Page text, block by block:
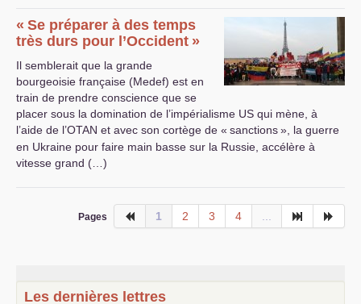
« Se préparer à des temps
très durs pour l’Occident »
Il semblerait que la grande
bourgeoisie française (Medef) est en
train de prendre conscience que se
placer sous la domination de l’impérialisme US qui mène, à
l’aide de l’OTAN et avec son cortège de « sanctions», la guerre
en Ukraine pour faire main basse sur la Russie, accélère à
vitesse grand (…)
Pages 1 2 3 4
Les dernières lettres